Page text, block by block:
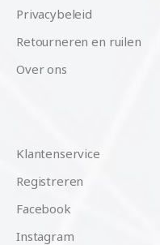
Privacybeleid
Retourneren en ruilen
Over ons
Klantenservice
Registreren
Facebook
Instagram